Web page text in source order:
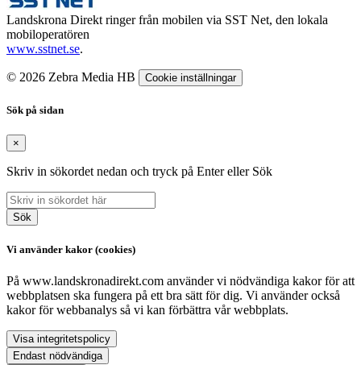
Landskrona Direkt ringer från mobilen via SST Net, den lokala
mobiloperatören
www.sstnet.se.
© 2026 Zebra Media HB Cookie inställningar
Sök på sidan
×
Skriv in sökordet nedan och tryck på Enter eller Sök
Sök
Vi använder kakor (cookies)
På www.landskronadirekt.com använder vi nödvändiga kakor för att
webbplatsen ska fungera på ett bra sätt för dig. Vi använder också
kakor för webbanalys så vi kan förbättra vår webbplats.
Visa integritetspolicy
Endast nödvändiga